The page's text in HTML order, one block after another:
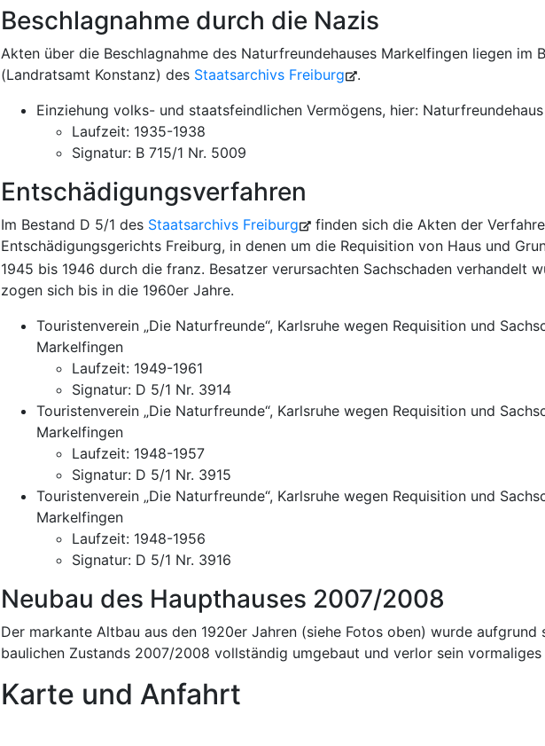
Beschlagnahme durch die Nazis
Akten über die Beschlagnahme des Naturfreundehauses Markelfingen liegen im
(Landratsamt Konstanz) des Staatsarchivs Freiburg
.
Einziehung volks- und staatsfeindlichen Vermögens, hier:
Laufzeit: 1935-1938
Signatur: B 715/1 Nr. 5009
Entschädigungsverfahren
Im Bestand D 5/1 des Staatsarchivs Freiburg
finden sich die Akten der
Entschädigungsgerichts Freiburg, in denen um die Requisition von Haus und
1945 bis 1946 durch die franz. Besatzer verursachten Sachschaden verhandelt
zogen sich bis in die 1960er Jahre.
Touristenverein „Die Naturfreunde“, Karlsruhe wegen Requisition und
Markelfingen
Laufzeit: 1949-1961
Signatur: D 5/1 Nr. 3914
Touristenverein „Die Naturfreunde“, Karlsruhe wegen Requisition und
Markelfingen
Laufzeit: 1948-1957
Signatur: D 5/1 Nr. 3915
Touristenverein „Die Naturfreunde“, Karlsruhe wegen Requisition und
Markelfingen
Laufzeit: 1948-1956
Signatur: D 5/1 Nr. 3916
Neubau des Haupthauses 2007/2008
Der markante Altbau aus den 1920er Jahren (siehe Fotos oben) wurde aufgrund
baulichen Zustands 2007/2008 vollständig umgebaut und verlor sein vormaliges
Karte und Anfahrt